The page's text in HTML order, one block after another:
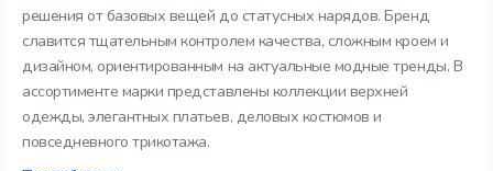
решения от базовых вещей до статусных нарядов. Бренд
славится тщательным контролем качества, сложным кроем и
дизайном, ориентированным на актуальные модные тренды. В
ассортименте марки представлены коллекции верхней
одежды, элегантных платьев, деловых костюмов и
повседневного трикотажа.